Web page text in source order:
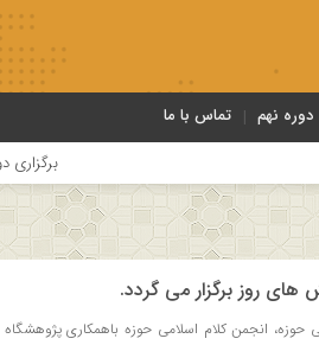
دوره نهم تماس با ما
برگزاری دوره
روز برگزار می گردد.
حوزه، انجمن کلام اسلامی حوزه باهمکاری